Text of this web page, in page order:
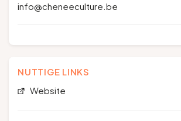
info@cheneeculture.be
NUTTIGE LINKS
Website